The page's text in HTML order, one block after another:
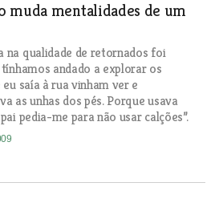
muda mentalidades de um
na qualidade de retornados foi
andado a explorar os
saía à rua vinham ver e
as unhas dos pés. Porque usava
pedia-me para não usar calções”.